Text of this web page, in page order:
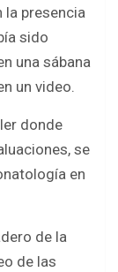
la presencia
sido
una sábana
un video.
donde
se
en
de la
de las